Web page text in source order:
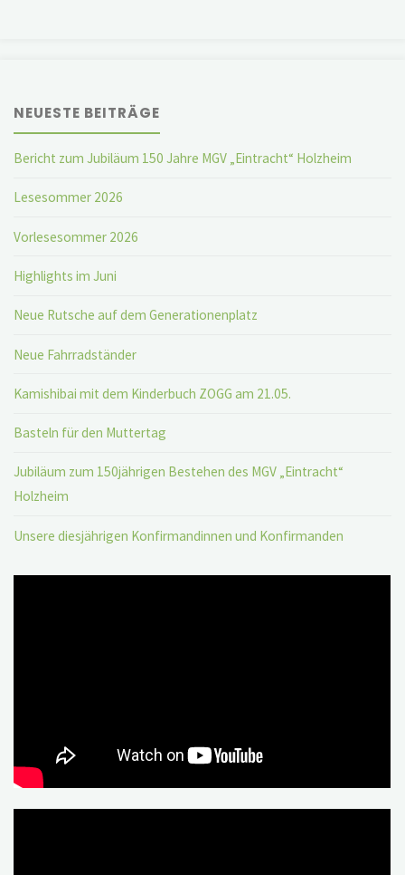
NEUESTE BEITRÄGE
Bericht zum Jubiläum 150 Jahre MGV „Eintracht“ Holzheim
Lesesommer 2026
Vorlesesommer 2026
Highlights im Juni
Neue Rutsche auf dem Generationenplatz
Neue Fahrradständer
Kamishibai mit dem Kinderbuch ZOGG am 21.05.
Basteln für den Muttertag
Jubiläum zum 150jährigen Bestehen des MGV „Eintracht“
Holzheim
Unsere diesjährigen Konfirmandinnen und Konfirmanden